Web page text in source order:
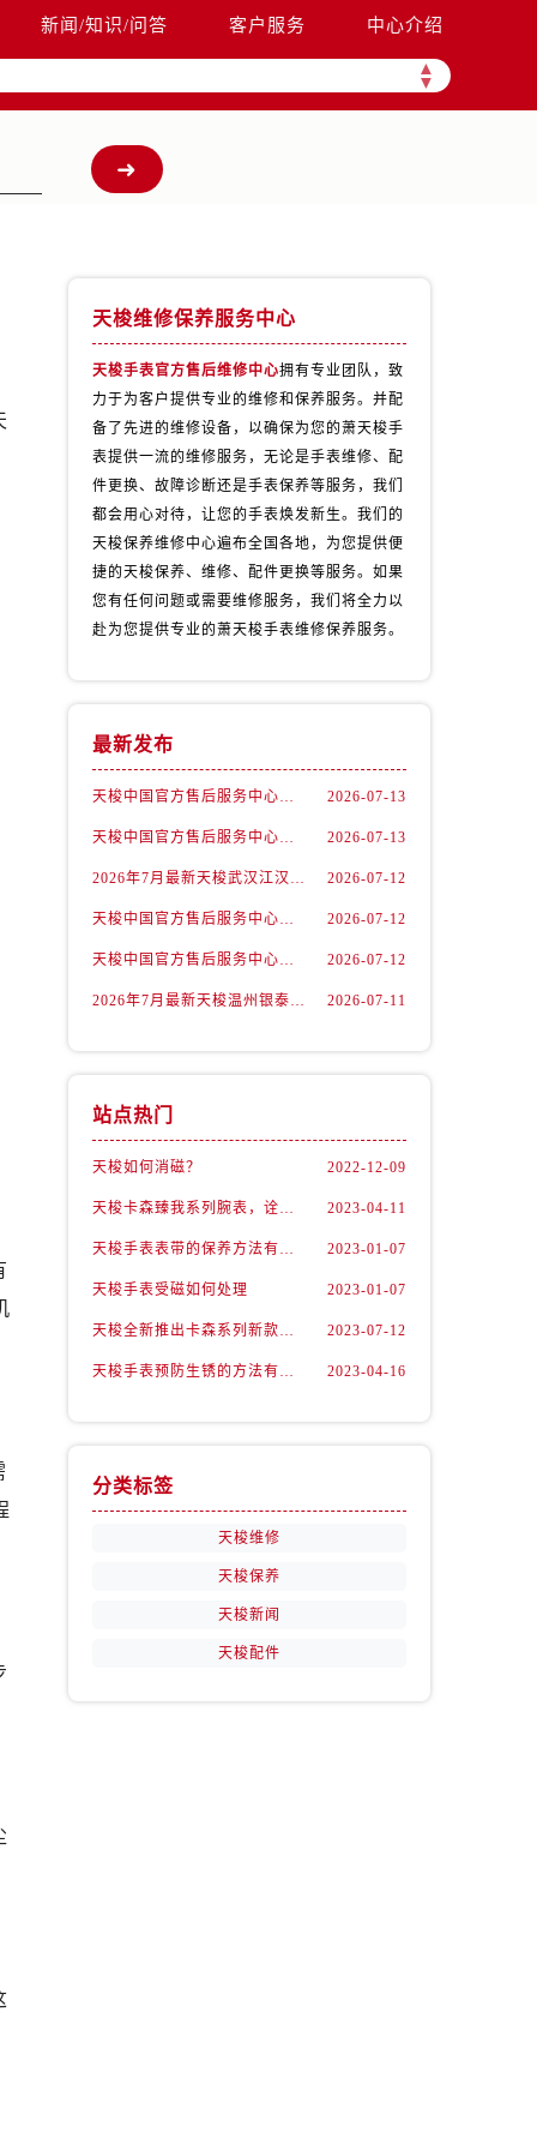
新闻/知识/问答 客户服务 中心介绍
▲
▼
天梭维修保养服务中心
天梭手表官方售后维修中心拥有专业团队，致
力于为客户提供专业的维修和保养服务。并配
备了先进的维修设备，以确保为您的萧天梭手
表提供一流的维修服务，无论是手表维修、配
件更换、故障诊断还是手表保养等服务，我们
都会用心对待，让您的手表焕发新生。我们的
天梭保养维修中心遍布全国各地，为您提供便
捷的天梭保养、维修、配件更换等服务。如果
您有任何问题或需要维修服务，我们将全力以
赴为您提供专业的萧天梭手表维修保养服务。
最新发布
天梭中国官方售后服务中心｜最新地址与24小时服务电话权威信息通告（2026年7月最新） 2026-07-13
天梭中国官方售后服务中心｜详细热线电话及全部网点地址权威信息通知（2026年7月最新） 2026-07-13
2026年7月最新天梭武汉江汉路印象城维修保养服务电话 2026-07-12
天梭中国官方售后服务中心｜最新地址及官方客服热线权威信息通告（2026年7月最新） 2026-07-12
天梭中国官方售后服务中心｜详细地址与售后热线权威信息通知（2026年7月最新） 2026-07-12
2026年7月最新天梭温州银泰百货瓯海店维修保养服务电话 2026-07-11
站点热门
天梭如何消磁？ 2022-12-09
天梭卡森臻我系列腕表，诠释着新青年的生活态度 2023-04-11
天梭手表表带的保养方法有哪些？ 2023-01-07
天梭手表受磁如何处理 2023-01-07
天梭全新推出卡森系列新款腕表 2023-07-12
天梭手表预防生锈的方法有什么？（预防方法） 2023-04-16
分类标签
天梭维修
天梭保养
天梭新闻
天梭配件